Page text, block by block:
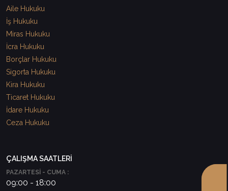
Aile Hukuku
İş Hukuku
Miras Hukuku
İcra Hukuku
Borçlar Hukuku
Sigorta Hukuku
Kira Hukuku
Ticaret Hukuku
İdare Hukuku
Ceza Hukuku
ÇALIŞMA SAATLERİ
PAZARTESİ - CUMA :
09:00 - 18:00